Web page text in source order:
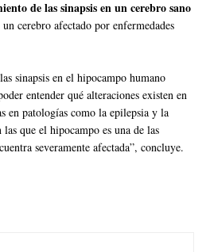
de las sinapsis en un cerebro sano
cerebro afectado por enfermedades
sinapsis en el hipocampo humano
entender qué alteraciones existen en
en patologías como la epilepsia y la
que el hipocampo es una de las
severamente afectada”, concluye.